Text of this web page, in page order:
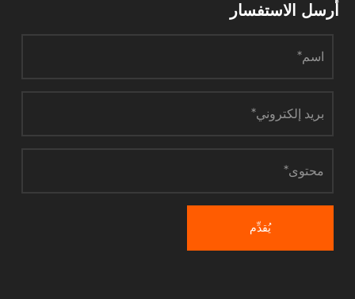
أرسل الاستفسار
يُقدِّم